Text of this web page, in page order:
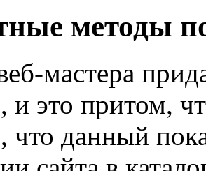
методы
мастера
и это притом,
что данный